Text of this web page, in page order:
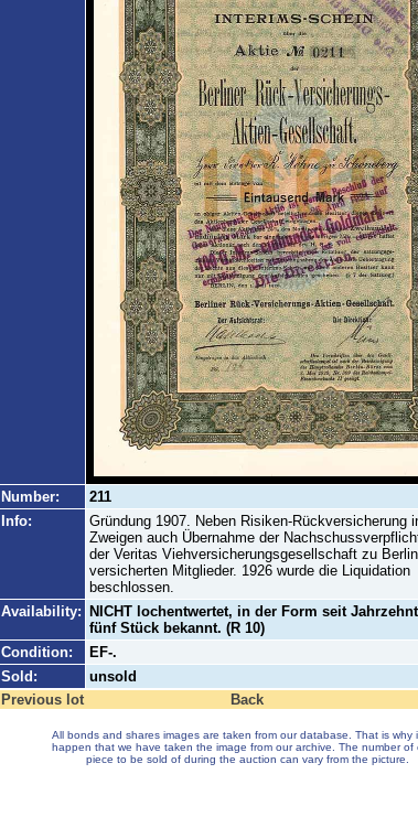
Number:
211
Info:
Gründung 1907. Neben Risiken-Rückversicherung
Zweigen auch Übernahme der
der Veritas Viehversicherungsgesellschaft zu Berlin
versicherten Mitglieder. 1926 wurde die Liquidation
beschlossen.
Availability:
NICHT lochentwertet, in der Form seit
fünf Stück bekannt. (R 10)
Condition:
EF-.
Sold:
unsold
Previous lot
Back
All bonds and shares images are taken from our database. That is why
happen that we have taken the image from our archive. The number of
piece to be sold of during the auction can vary from the picture.